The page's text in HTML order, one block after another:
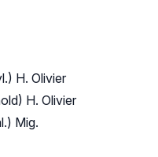
H. Olivier
H. Olivier
Mig.